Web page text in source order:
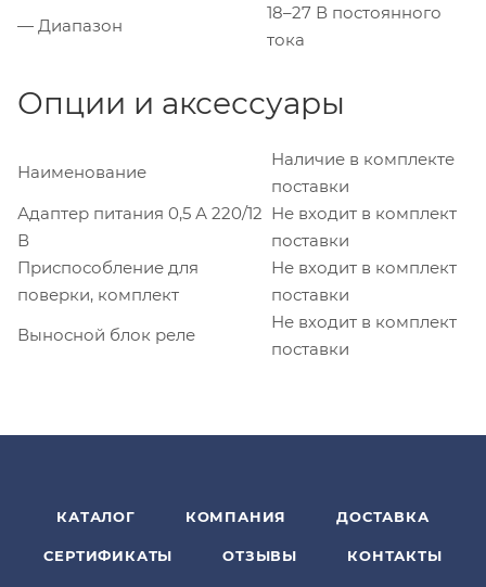
— Диапазон
18–27 В постоянного
тока
Опции и аксессуары
Наименование
Наличие в комплекте
поставки
Адаптер питания 0,5 А 220/12
В
Не входит в комплект
поставки
Приспособление для
поверки, комплект
Не входит в комплект
поставки
Выносной блок реле
Не входит в комплект
поставки
КАТАЛОГ КОМПАНИЯ ДОСТАВКА
СЕРТИФИКАТЫ ОТЗЫВЫ КОНТАКТЫ